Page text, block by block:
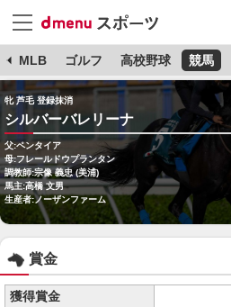
MLB ゴルフ 高校野球 競馬
牝 芦毛 登録抹消
シルバーバレリーナ
父:ペンタイア
母:フレールドウプランタン
調教師:宗像 義忠 (美浦)
馬主:高橋 文男
生産者:ノーザンファーム
賞金
獲得賞金